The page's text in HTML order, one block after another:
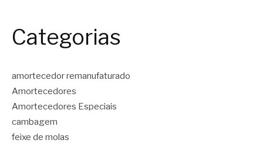
Categorias
amortecedor remanufaturado
Amortecedores
Amortecedores Especiais
cambagem
feixe de molas